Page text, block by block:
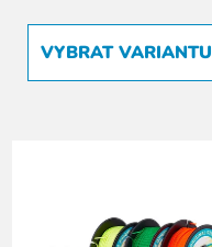
VYBRAT VARIANTU